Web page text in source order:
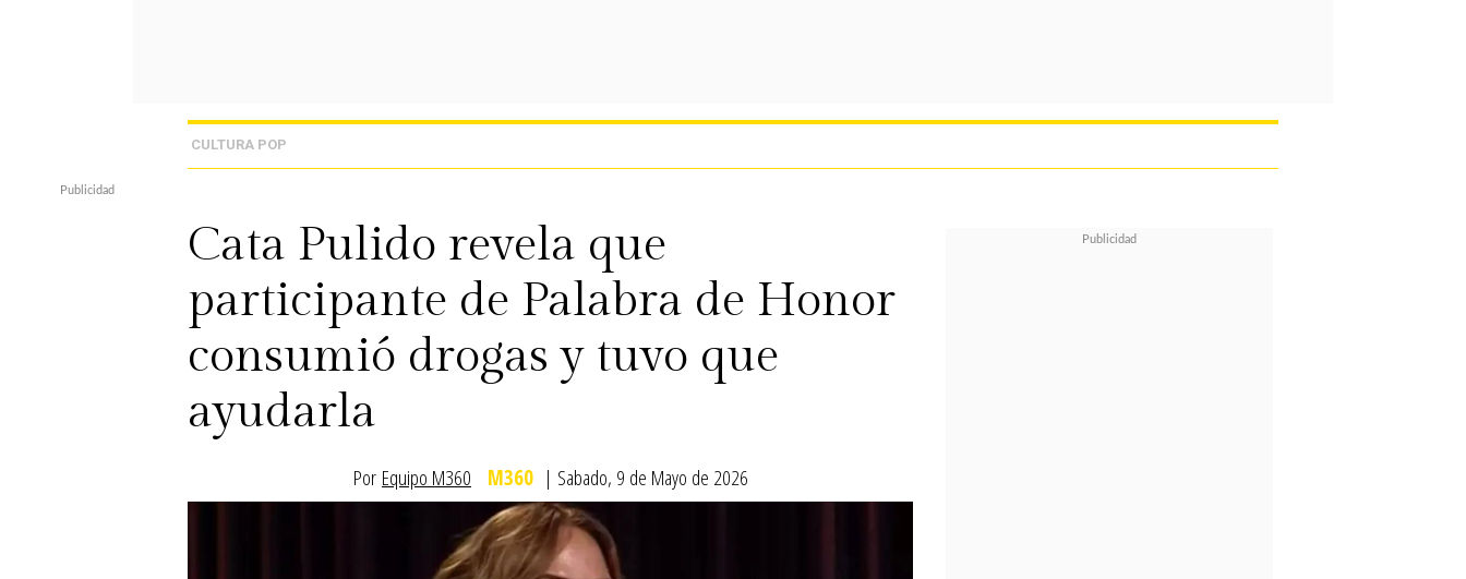
CULTURA POP
Cata Pulido revela que
participante de Palabra de Honor
consumió drogas y tuvo que
ayudarla
Por Equipo M360 M360 | Sabado, 9 de Mayo de 2026